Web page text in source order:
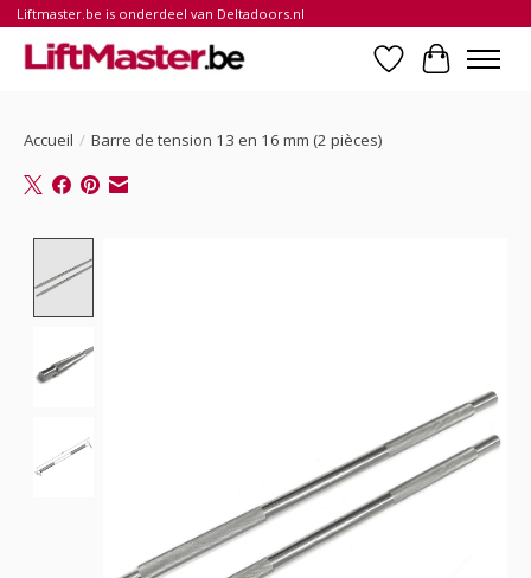
Liftmaster.be is onderdeel van Deltadoors.nl
Liste dePanier
Accueil / Barre de tension 13 en 16 mm (2 pièces)